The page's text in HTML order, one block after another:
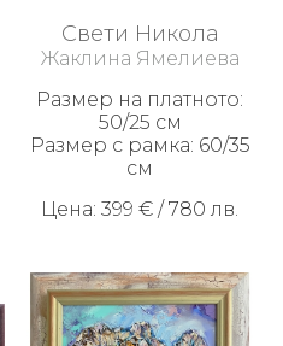
Свети Никола
Жаклина Ямелиева
Размер на платното:
50/25 см
Размер с рамка: 60/35
см
Цена: 399 € / 780 лв.